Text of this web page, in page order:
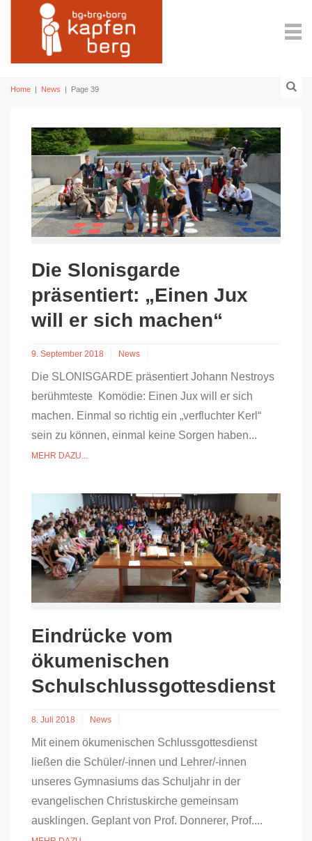
Home | News | Page 39
Die Slonisgarde
präsentiert: „Einen Jux
will er sich machen“
9. September 2018 News
Die SLONISGARDE präsentiert Johann Nestroys
berühmteste Komödie: Einen Jux will er sich
machen. Einmal so richtig ein „verfluchter Kerl“
sein zu können, einmal keine Sorgen haben...
MEHR DAZU...
Eindrücke vom
ökumenischen
Schulschlussgottesdienst
8. Juli 2018 News
Mit einem ökumenischen Schlussgottesdienst
ließen die Schüler/-innen und Lehrer/-innen
unseres Gymnasiums das Schuljahr in der
evangelischen Christuskirche gemeinsam
ausklingen. Geplant von Prof. Donnerer, Prof....